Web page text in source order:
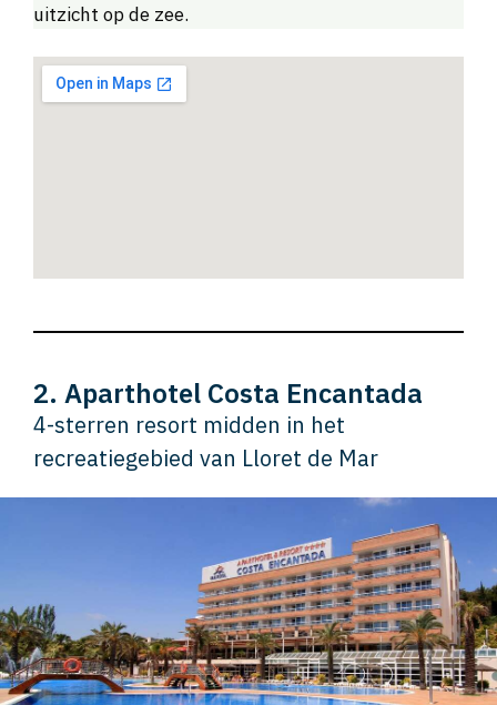
uitzicht op de zee.
2. Aparthotel Costa Encantada
4-sterren resort midden in het
recreatiegebied van Lloret de Mar